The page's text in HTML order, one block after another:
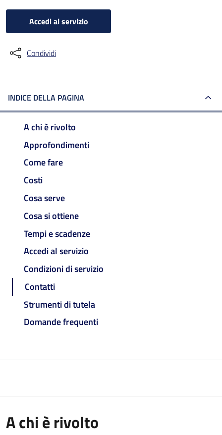
Accedi al servizio
Condividi
INDICE DELLA PAGINA
A chi è rivolto
Approfondimenti
Come fare
Costi
Cosa serve
Cosa si ottiene
Tempi e scadenze
Accedi al servizio
Condizioni di servizio
Contatti
Strumenti di tutela
Domande frequenti
A chi è rivolto